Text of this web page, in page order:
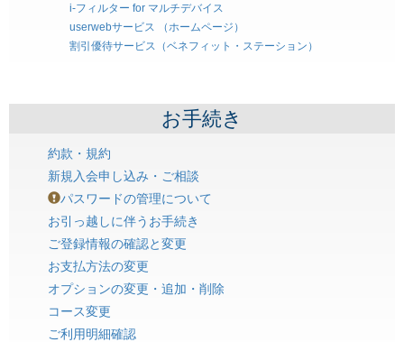
i-フィルター for マルチデバイス
userwebサービス （ホームページ）
割引優待サービス（ベネフィット・ステーション）
お手続き
約款・規約
新規入会申し込み・ご相談
パスワードの管理について
お引っ越しに伴うお手続き
ご登録情報の確認と変更
お支払方法の変更
オプションの変更・追加・削除
コース変更
ご利用明細確認